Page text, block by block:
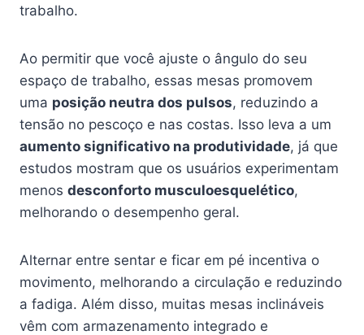
trabalho.
Ao permitir que você ajuste o ângulo do seu
espaço de trabalho, essas mesas promovem
uma posição neutra dos pulsos, reduzindo a
tensão no pescoço e nas costas. Isso leva a um
aumento significativo na produtividade, já que
estudos mostram que os usuários experimentam
menos desconforto musculoesquelético,
melhorando o desempenho geral.
Alternar entre sentar e ficar em pé incentiva o
movimento, melhorando a circulação e reduzindo
a fadiga. Além disso, muitas mesas inclináveis
vêm com armazenamento integrado e